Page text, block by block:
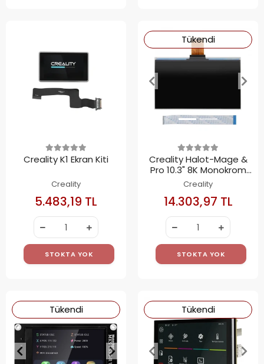
Creality K1 Ekran Kiti
Creality
5.483,19 TL
STOKTA YOK
Tükendi
Creality Halot-Mage &
Pro 10.3" 8K Monokrom
LCD Ekran
Creality
14.303,97 TL
STOKTA YOK
Tükendi Tükendi